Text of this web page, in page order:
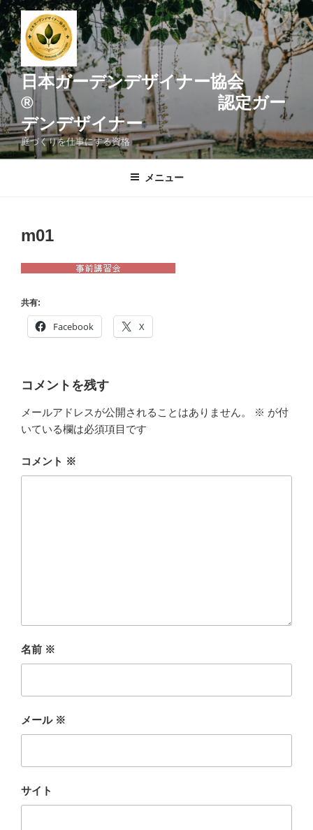
コ
ン
テ
ン
ツ
へ
ス
キ
ッ
プ
日本ガーデンデザイナー協会
® 認定ガー
デンデザイナー
庭づくりを仕事にする資格
メニュー
m01
共有:
Facebook X
コメントを残す
メールアドレスが公開されることはありません。 ※ が付
いている欄は必須項目です
コメント ※
名前 ※
メール ※
サイト